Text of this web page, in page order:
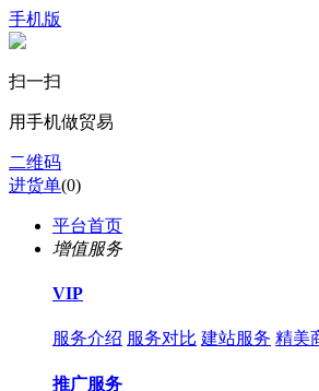
手机版
扫一扫
用手机做贸易
二维码
进货单(0)
平台首页
增值服务
VIP
服务介绍 服务对比 建站服务 精美
推广服务